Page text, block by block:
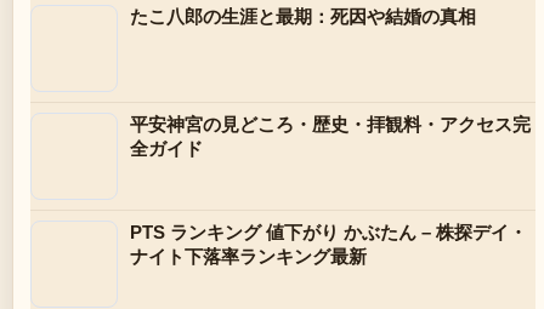
たこ八郎の生涯と最期：死因や結婚の真相
平安神宮の見どころ・歴史・拝観料・アクセス完
全ガイド
PTS ランキング 値下がり かぶたん – 株探デイ・
ナイト下落率ランキング最新